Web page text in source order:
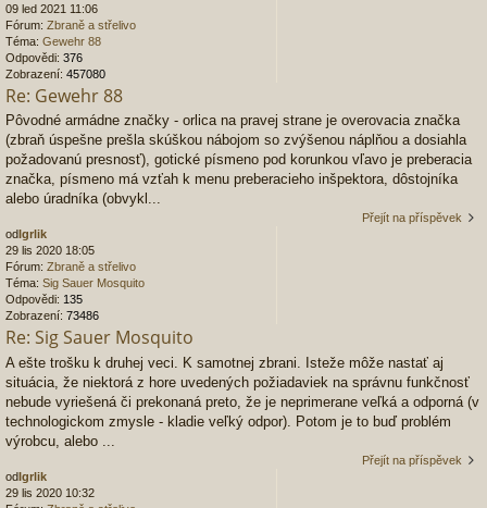
09 led 2021 11:06
Fórum: Zbraně a střelivo
Téma: Gewehr 88
Odpovědi: 376
Zobrazení: 457080
Re: Gewehr 88
Pôvodné armádne značky - orlica na pravej strane je overovacia značka
(zbraň úspešne prešla skúškou nábojom so zvýšenou náplňou a dosiahla
požadovanú presnosť), gotické písmeno pod korunkou vľavo je preberacia
značka, písmeno má vzťah k menu preberacieho inšpektora, dôstojníka
alebo úradníka (obvykl...
Přejít na příspěvek
od Igrlik
29 lis 2020 18:05
Fórum: Zbraně a střelivo
Téma: Sig Sauer Mosquito
Odpovědi: 135
Zobrazení: 73486
Re: Sig Sauer Mosquito
A ešte trošku k druhej veci. K samotnej zbrani. Isteže môže nastať aj
situácia, že niektorá z hore uvedených požiadaviek na správnu funkčnosť
nebude vyriešená či prekonaná preto, že je neprimerane veľká a odporná (v
technologickom zmysle - kladie veľký odpor). Potom je to buď problém
výrobcu, alebo ...
Přejít na příspěvek
odIgrlik
29 lis 2020 10:32